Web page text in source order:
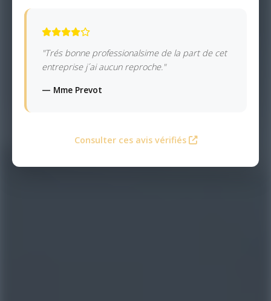
"Trés bonne professionalsime de la part de cet
entreprise j´ai aucun reproche."
— Mme Prevot
Consulter ces avis vérifiés